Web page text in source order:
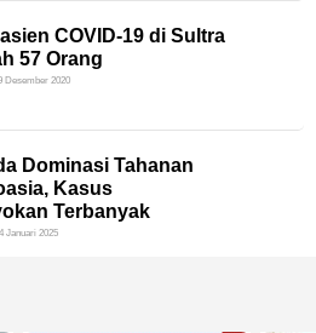
COVID-19 di Sultra
57 Orang
Desember 2020
Dominasi Tahanan
Kasus
Terbanyak
Januari 2025